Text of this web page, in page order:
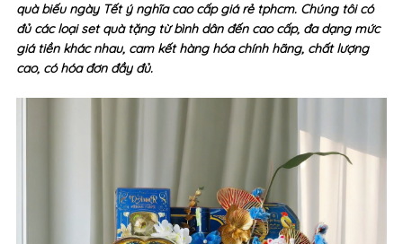
quà biếu ngày Tết ý nghĩa cao cấp giá rẻ tphcm. Chúng tôi có
đủ các loại set quà tặng từ bình dân đến cao cấp, đa dạng mức
giá tiền khác nhau, cam kết hàng hóa chính hãng, chất lượng
cao, có hóa đơn đầy đủ.